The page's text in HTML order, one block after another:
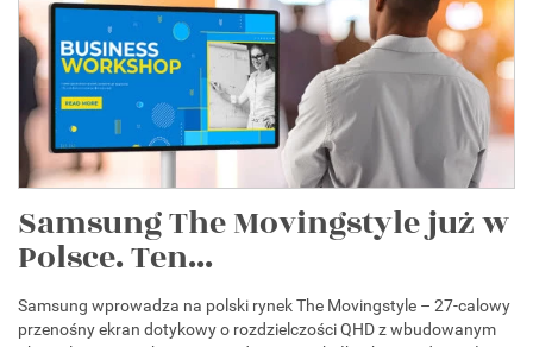
Samsung The Movingstyle już w
Polsce. Ten...
Samsung wprowadza na polski rynek The Movingstyle – 27-calowy
przenośny ekran dotykowy o rozdzielczości QHD z wbudowanym